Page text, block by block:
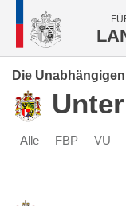
Die Unabhängigen
Alle FBP VU